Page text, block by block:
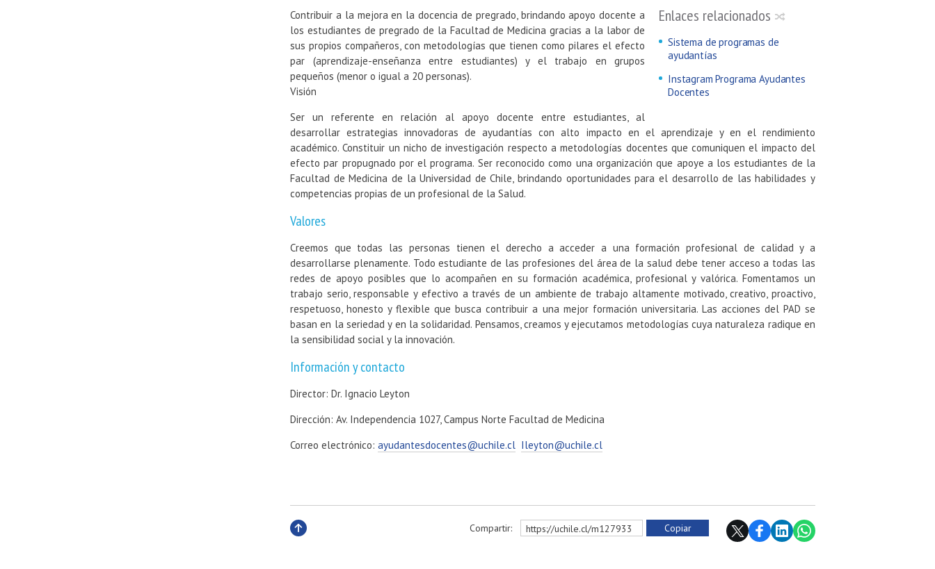
Enlaces relacionados
Sistema de programas de
ayudantías
Instagram Programa Ayudantes
Docentes
Contribuir a la mejora en la docencia de pregrado, brindando apoyo docente a
los estudiantes de pregrado de la Facultad de Medicina gracias a la labor de
sus propios compañeros, con metodologías que tienen como pilares el efecto
par (aprendizaje-enseñanza entre estudiantes) y el trabajo en grupos
pequeños (menor o igual a 20 personas).
Visión
Ser un referente en relación al apoyo docente entre estudiantes, al
desarrollar estrategias innovadoras de ayudantías con alto impacto en el aprendizaje y en el rendimiento
académico. Constituir un nicho de investigación respecto a metodologías docentes que comuniquen el impacto del
efecto par propugnado por el programa. Ser reconocido como una organización que apoye a los estudiantes de la
Facultad de Medicina de la Universidad de Chile, brindando oportunidades para el desarrollo de las habilidades y
competencias propias de un profesional de la Salud.
Valores
Creemos que todas las personas tienen el derecho a acceder a una formación profesional de calidad y a
desarrollarse plenamente. Todo estudiante de las profesiones del área de la salud debe tener acceso a todas las
redes de apoyo posibles que lo acompañen en su formación académica, profesional y valórica. Fomentamos un
trabajo serio, responsable y efectivo a través de un ambiente de trabajo altamente motivado, creativo, proactivo,
respetuoso, honesto y flexible que busca contribuir a una mejor formación universitaria. Las acciones del PAD se
basan en la seriedad y en la solidaridad. Pensamos, creamos y ejecutamos metodologías cuya naturaleza radique en
la sensibilidad social y la innovación.
Información y contacto
Director: Dr. Ignacio Leyton
Dirección: Av. Independencia 1027, Campus Norte Facultad de Medicina
Correo electrónico: ayudantesdocentes@uchile.cl Ileyton@uchile.cl
Compartir: https://uchile.cl/m127933 Copiar